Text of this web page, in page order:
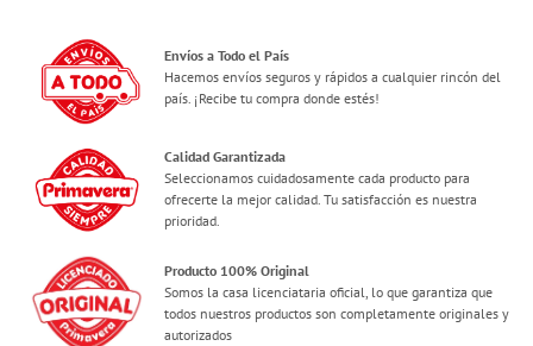
Envíos a Todo el País
Hacemos envíos seguros y rápidos a cualquier rincón del
país. ¡Recibe tu compra donde estés!
Calidad Garantizada
Seleccionamos cuidadosamente cada producto para
ofrecerte la mejor calidad. Tu satisfacción es nuestra
prioridad.
Producto 100% Original
Somos la casa licenciataria oficial, lo que garantiza que
todos nuestros productos son completamente originales y
autorizados